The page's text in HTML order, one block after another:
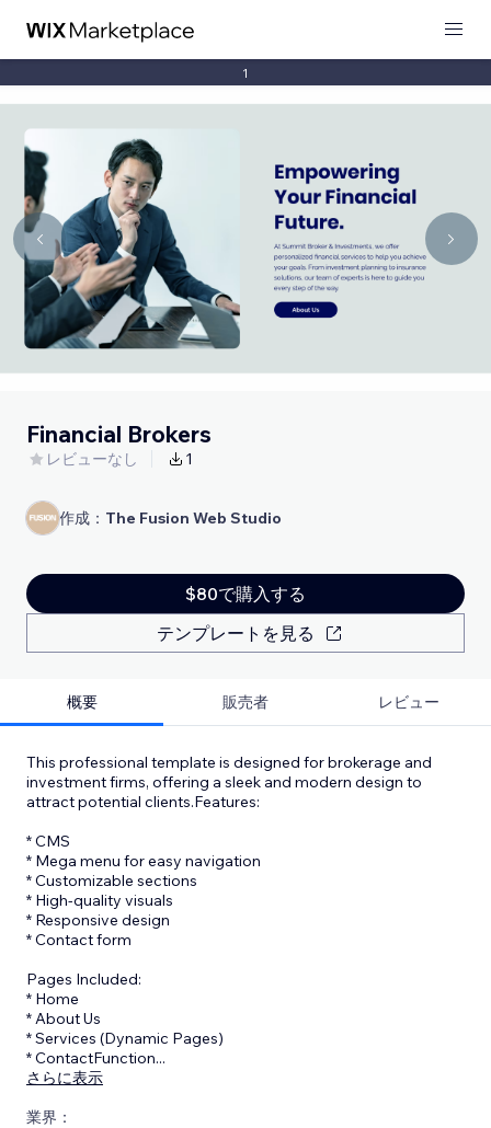
1
Financial Brokers
レビューなし 1
作成： The Fusion Web Studio
$80で購入する
テンプレートを見る
概要 販売者 レビュー
This professional template is designed for brokerage and
investment firms, offering a sleek and modern design to
attract potential clients.Features:
* CMS
* Mega menu for easy navigation
* Customizable sections
* High-quality visuals
* Responsive design
* Contact form
Pages Included:
* Home
* About Us
* Services (Dynamic Pages)
* ContactFunction...
さらに表示
業界：